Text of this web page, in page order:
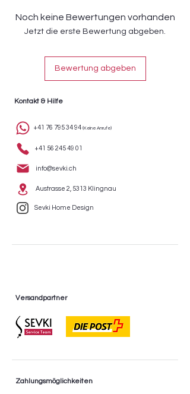
zusätzlich an der Kasse verrechnet.
Die Lieferzeit beträgt4-6 Wochen.
Noch keine Bewertungen vorhanden
Jetzt die erste Bewertung abgeben.
Bewertung abgeben
Kontakt & Hilfe
+41 76 795 34 94 (Keine Anrufe)
+41 56 245 49 01
info@sevki.ch
Austrasse 2, 5313 Klingnau
Sevki Home Design
Versandpartner
Zahlungsmöglichkeiten